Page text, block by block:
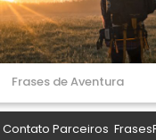
Frases de Aventura
Contato Parceiros